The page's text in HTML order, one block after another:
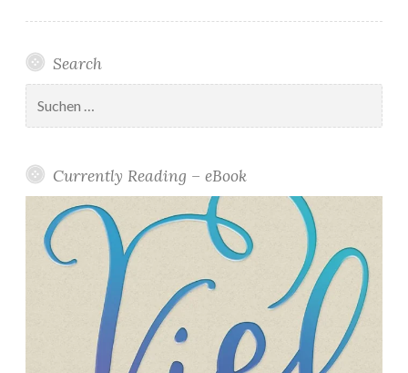
Search
nach:
Currently Reading – eBook